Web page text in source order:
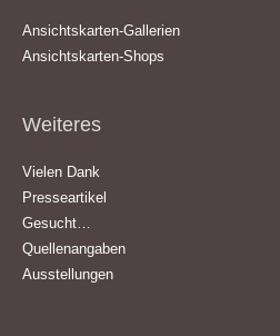
Ansichtskarten-Gallerien
Ansichtskarten-Shops
Weiteres
Vielen Dank
Presseartikel
Gesucht…
Quellenangaben
Ausstellungen